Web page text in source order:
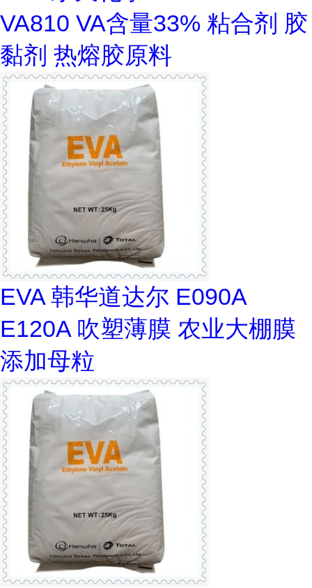
VA810 VA含量33% 粘合剂 胶
黏剂 热熔胶原料
EVA 韩华道达尔 E090A
E120A 吹塑薄膜 农业大棚膜
添加母粒